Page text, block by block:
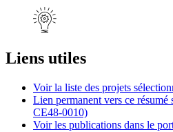
Liens utiles
Voir la liste des projets
Lien permanent vers ce
CE48-0010)
Voir les publications dans le